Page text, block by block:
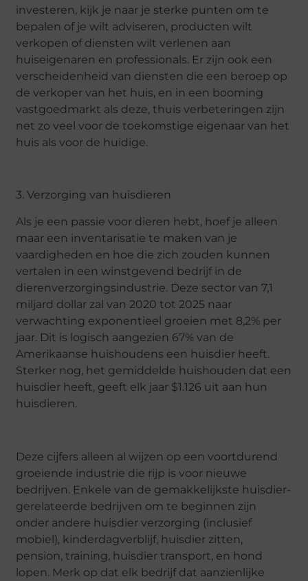
investeren, kijk je naar je sterke punten om te
bepalen of je wilt adviseren, producten wilt
verkopen of diensten wilt verlenen aan
huiseigenaren en professionals. Er zijn ook een
verscheidenheid van diensten die een beroep op
de verkoper van het huis, en in een booming
vastgoedmarkt als deze, thuis verbeteringen zijn
net zo veel voor de toekomstige eigenaar van het
huis als voor de huidige.
3. Verzorging van huisdieren
Als je een passie voor dieren hebt, hoef je alleen
maar een inventarisatie te maken van je
vaardigheden en hoe die zich zouden kunnen
vertalen in een winstgevend bedrijf in de
dierenverzorgingsindustrie. Deze sector van 7,1
miljard dollar zal van 2020 tot 2025 naar
verwachting exponentieel groeien met 8,2% per
jaar. Dit is logisch aangezien 67% van de
Amerikaanse huishoudens een huisdier heeft.
Sterker nog, het gemiddelde huishouden dat een
huisdier heeft, geeft elk jaar $1.126 uit aan hun
huisdieren.
Deze cijfers alleen al wijzen op een voortdurend
groeiende industrie die rijp is voor nieuwe
bedrijven. Enkele van de gemakkelijkste huisdier-
gerelateerde bedrijven om te beginnen zijn
onder andere huisdier verzorging (inclusief
mobiel), kinderdagverblijf, huisdier zitten,
pension, training, huisdier transport, en hond
lopen. Merk op dat elk bedrijf dat aanzienlijke